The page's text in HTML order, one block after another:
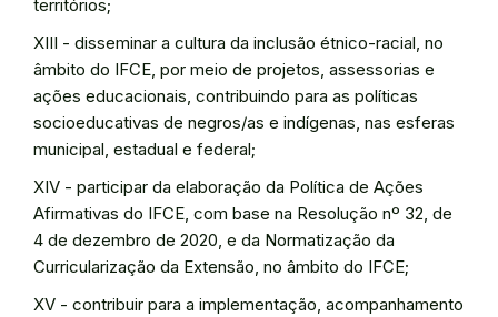
territórios;
XIII - disseminar a cultura da inclusão étnico-racial, no
âmbito do IFCE, por meio de projetos, assessorias e
ações educacionais, contribuindo para as políticas
socioeducativas de negros/as e indígenas, nas esferas
municipal, estadual e federal;
XIV - participar da elaboração da Política de Ações
Afirmativas do IFCE, com base na Resolução nº 32, de
4 de dezembro de 2020, e da Normatização da
Curricularização da Extensão, no âmbito do IFCE;
XV - contribuir para a implementação, acompanhamento